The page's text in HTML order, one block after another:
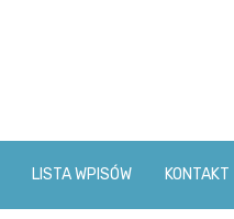
LISTA WPISÓW KONTAKT